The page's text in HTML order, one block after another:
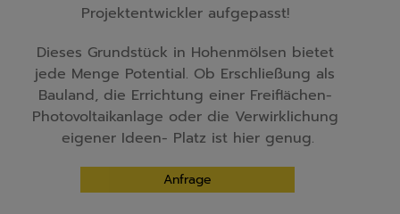
Projektentwickler aufgepasst!
Dieses Grundstück in Hohenmölsen bietet
jede Menge Potential. Ob Erschließung als
Bauland, die Errichtung einer Freiflächen-
Photovoltaikanlage oder die Verwirklichung
eigener Ideen- Platz ist hier genug.
Anfrage